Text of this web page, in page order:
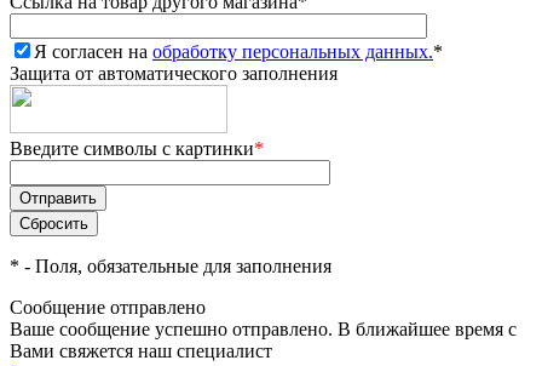
Я согласен на обработку персональных данных.*
Защита от автоматического заполнения
Введите символы с картинки*
* - Поля, обязательные для заполнения
Сообщение отправлено
Ваше сообщение успешно отправлено. В ближайшее время с
Вами свяжется наш специалист